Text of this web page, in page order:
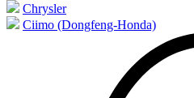
Chrysler
Ciimo (Dongfeng-Honda)